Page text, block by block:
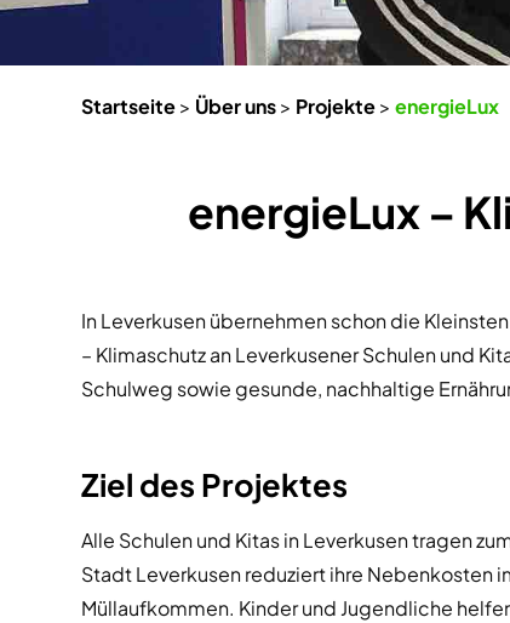
Startseite> Über uns> Projekte>energieLux
energieLux –
In Leverkusen übernehmen schon die
– Klimaschutz an Leverkusener Schulen und
Schulweg sowie gesunde, nachhaltige
Ziel des Projektes
Alle Schulen und Kitas in Leverkusen tragen
Stadt Leverkusen reduziert ihre Nebenkosten
Müllaufkommen. Kinder und Jugendliche